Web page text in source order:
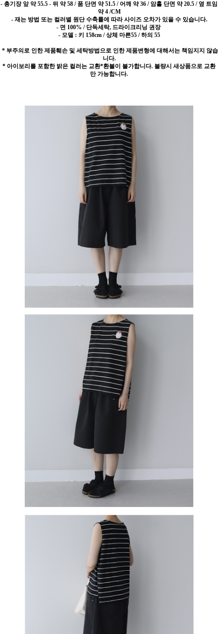
- 총기장 앞 약 55.5 - 뒤 약 58 / 품 단면 약 51.5 / 어깨 약 36 / 암홀 단면 약 20.5 / 옆 트임
약 4 /CM
- 재는 방법 또는 컬러별 원단 수축률에 따라 사이즈 오차가 있을 수 있습니다.
- 면 100% / 단독세탁, 드라이크리닝 권장
- 모델 : 키 158cm / 상체 마른55 / 하의 55
* 부주의로 인한 제품훼손 및 세탁방법으로 인한 제품변형에 대해서는 책임지지 않습
니다.
* 아이보리를 포함한 밝은 컬러는 교환*환불이 불가합니다. 불량시 새상품으로 교환
만 가능합니다.